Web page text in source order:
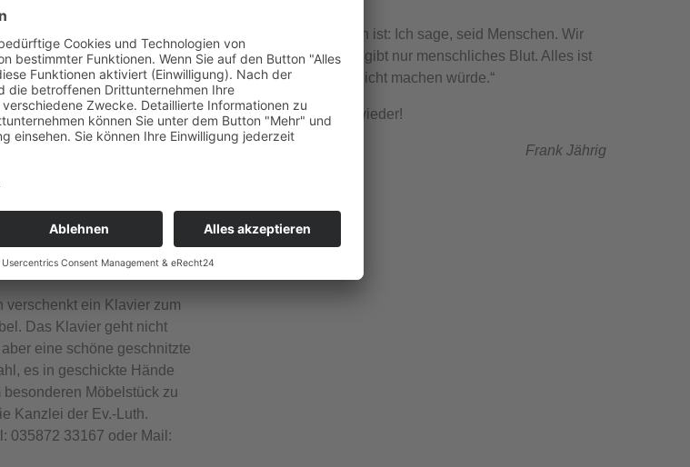
viele Worte dafür - braucht weniger Worte. Meine Mission ist: Ich sage, seid Menschen. Wir
christliches, kein muslimisches, kein jüdisches Blut. Es gibt nur menschliches Blut. Alles ist
dann werdet ihr wissen, dass ein Mensch so was nicht machen würde.“
und rufen gemeinsam und stehen dafür ein: Nie wieder!
Frank Jährig
UMBAUEN
verschenkt ein Klavier zum
Das Klavier geht nicht
eine schöne geschnitzte
es in geschickte Hände
Möbelstück zu
Kanzlei der Ev.-Luth.
035872 33167 oder Mail: